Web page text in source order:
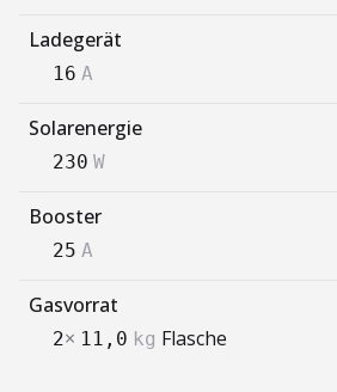
Ladegerät
16 A
Solarenergie
230 W
Booster
25 A
Gasvorrat
2× 11,0 kg Flasche